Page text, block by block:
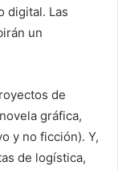
digital. Las
un
de
gráfica,
y no ficción). Y,
de logística,